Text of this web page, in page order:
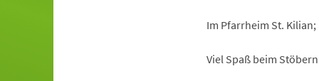
Im Pfarrheim St.
Viel Spaß beim